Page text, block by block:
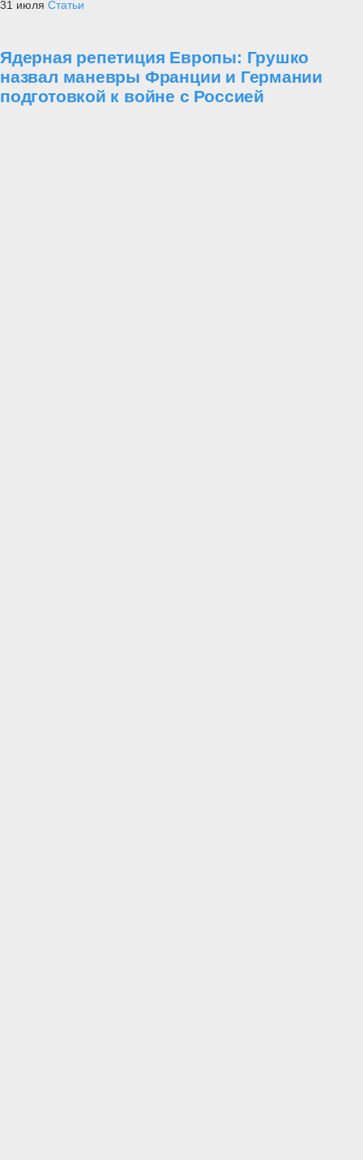
31 июля Статьи
Ядерная репетиция Европы: Грушко
назвал маневры Франции и Германии
подготовкой к войне с Россией